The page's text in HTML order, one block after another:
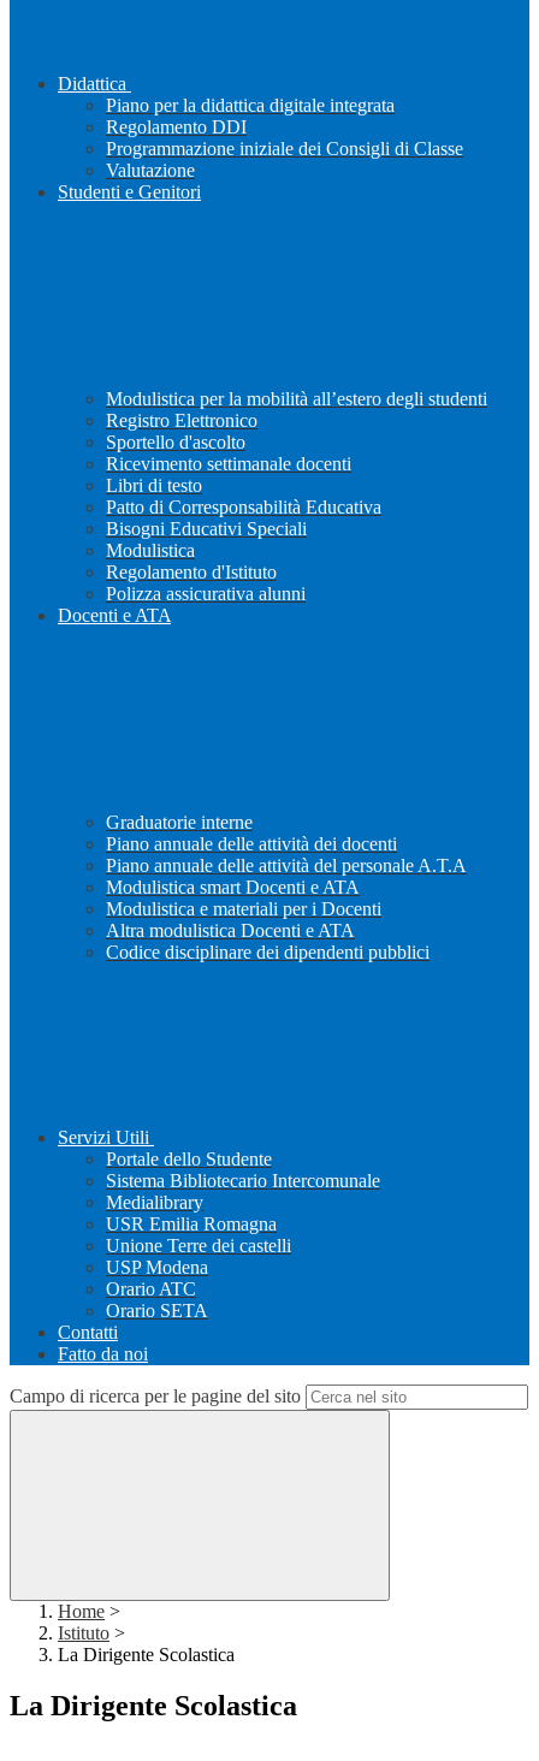
Didattica
Piano per la didattica digitale integrata
Regolamento DDI
Programmazione iniziale dei Consigli di Classe
Valutazione
Studenti e Genitori
Modulistica per la mobilità all’estero degli studenti
Registro Elettronico
Sportello d'ascolto
Ricevimento settimanale docenti
Libri di testo
Patto di Corresponsabilità Educativa
Bisogni Educativi Speciali
Modulistica
Regolamento d'Istituto
Polizza assicurativa alunni
Docenti e ATA
Graduatorie interne
Piano annuale delle attività dei docenti
Piano annuale delle attività del personale A.T.A
Modulistica smart Docenti e ATA
Modulistica e materiali per i Docenti
Altra modulistica Docenti e ATA
Codice disciplinare dei dipendenti pubblici
Servizi Utili
Portale dello Studente
Sistema Bibliotecario Intercomunale
Medialibrary
USR Emilia Romagna
Unione Terre dei castelli
USP Modena
Orario ATC
Orario SETA
Contatti
Fatto da noi
Campo di ricerca per le pagine del sito
Home >
Istituto >
La Dirigente Scolastica
La Dirigente Scolastica